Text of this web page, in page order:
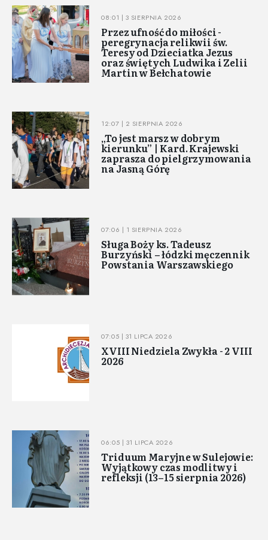
08:01 | 3 SIERPNIA 2026
Przez ufność do miłości -
peregrynacja relikwii św.
Teresy od Dzieciatka Jezus
oraz świętych Ludwika i Zelii
Martin w Bełchatowie
12:07 | 2 SIERPNIA 2026
„To jest marsz w dobrym
kierunku” | Kard. Krajewski
zaprasza do pielgrzymowania
na Jasną Górę
07:06 | 1 SIERPNIA 2026
Sługa Boży ks. Tadeusz
Burzyński – łódzki męczennik
Powstania Warszawskiego
07:05 | 31 LIPCA 2026
XVIII Niedziela Zwykła - 2 VIII
2026
06:05 | 31 LIPCA 2026
Triduum Maryjne w Sulejowie:
Wyjątkowy czas modlitwy i
refleksji (13–15 sierpnia 2026)